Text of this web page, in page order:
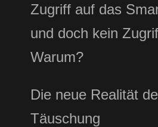
Zugriff auf das
und doch kein
Warum?
Die neue Realität
Täuschung